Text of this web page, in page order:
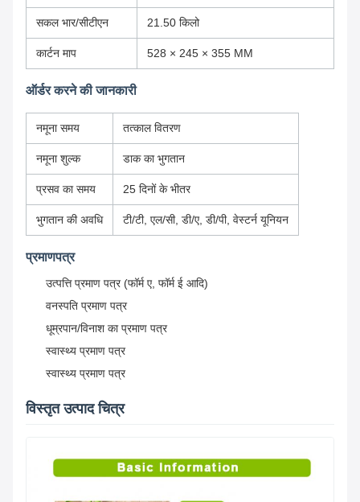
सकल भार/सीटीएन 21.50 किलो
कार्टन माप 528 × 245 × 355 MM
ऑर्डर करने की जानकारी
नमूना समय तत्काल वितरण
नमूना शुल्क डाक का भुगतान
प्रसव का समय 25 दिनों के भीतर
भुगतान की अवधि टी/टी, एल/सी, डी/ए, डी/पी, वेस्टर्न यूनियन
प्रमाणपत्र
उत्पत्ति प्रमाण पत्र (फॉर्म ए, फॉर्म ई आदि)
वनस्पति प्रमाण पत्र
धूम्रपान/विनाश का प्रमाण पत्र
स्वास्थ्य प्रमाण पत्र
स्वास्थ्य प्रमाण पत्र
विस्तृत उत्पाद चित्र